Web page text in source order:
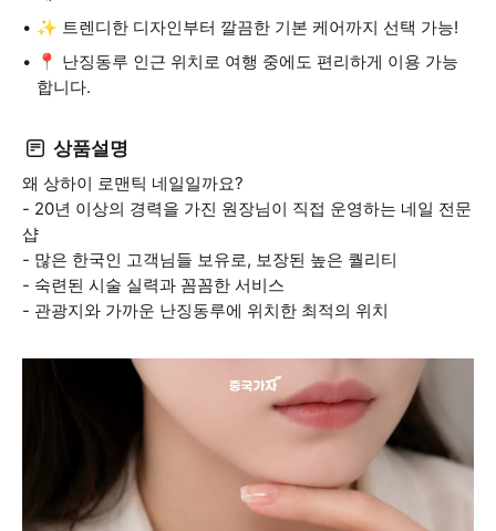
✨ 트렌디한 디자인부터 깔끔한 기본 케어까지 선택 가능!
📍 난징동루 인근 위치로 여행 중에도 편리하게 이용 가능
합니다.
상품설명
왜 상하이 로맨틱 네일일까요?
- 20년 이상의 경력을 가진 원장님이 직접 운영하는 네일 전문
샵
- 많은 한국인 고객님들 보유로, 보장된 높은 퀄리티
- 숙련된 시술 실력과 꼼꼼한 서비스
- 관광지와 가까운 난징동루에 위치한 최적의 위치